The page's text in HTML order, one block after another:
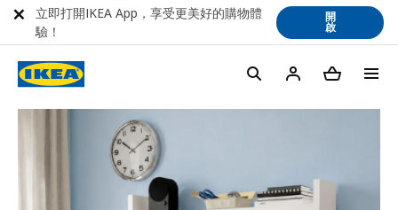
立即打開IKEA App，享受更美好的購物體
驗！
開
啟